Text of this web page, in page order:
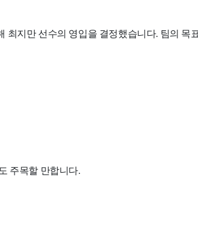
최지만 선수의 영입을 결정했습니다. 팀의 목
주목할 만합니다.